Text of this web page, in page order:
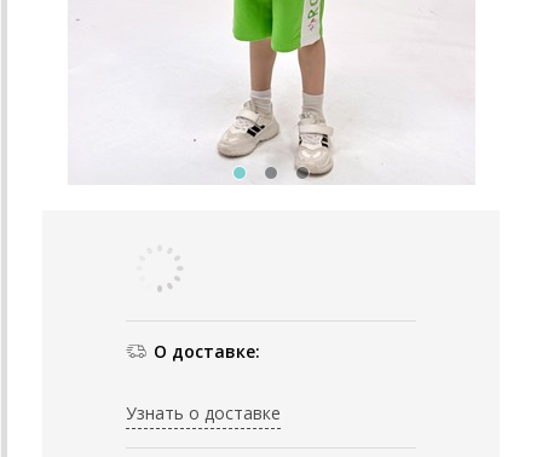
О доставке:
Узнать о доставке